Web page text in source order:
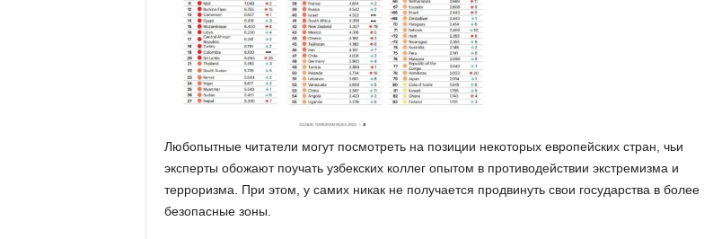
Любопытные читатели могут посмотреть на позиции некоторых европейских стран, чьи
эксперты обожают поучать узбекских коллег опытом в противодействии экстремизма и
терроризма. При этом, у самих никак не получается продвинуть свои государства в более
безопасные зоны.